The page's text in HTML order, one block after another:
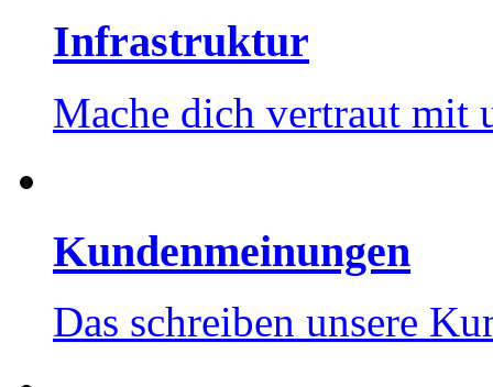
Infrastruktur
Mache dich vertraut mit
Kundenmeinungen
Das schreiben unsere